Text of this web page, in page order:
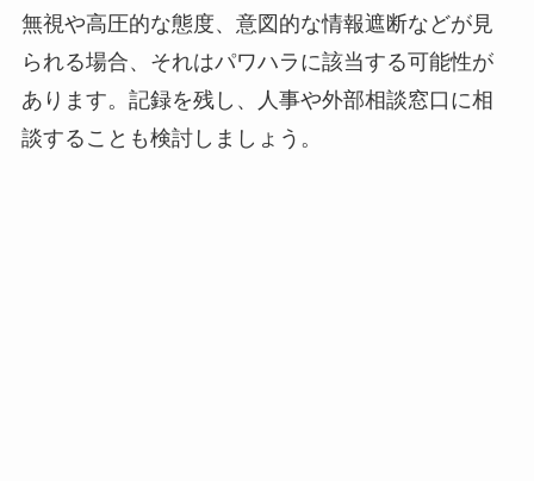
無視や高圧的な態度、意図的な情報遮断などが見
られる場合、それはパワハラに該当する可能性が
あります。記録を残し、人事や外部相談窓口に相
談することも検討しましょう。